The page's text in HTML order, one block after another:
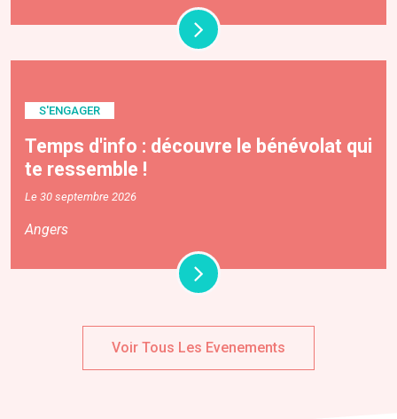
S'ENGAGER
Temps d'info : découvre le bénévolat qui
te ressemble !
Le 30 septembre 2026
Angers
Voir Tous Les Evenements